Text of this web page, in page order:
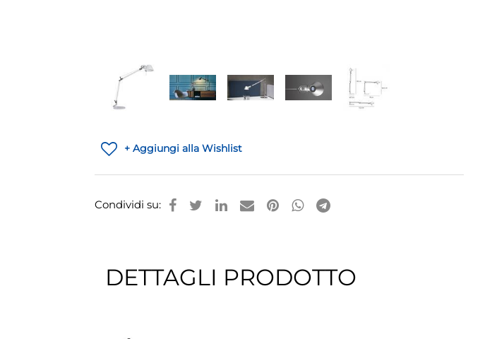
+ Aggiungi alla Wishlist
Condividi su:
DETTAGLI PRODOTTO